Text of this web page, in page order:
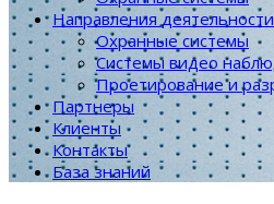
Направления деятельности
Охранные системы
Системы видео
Проетирование и
Партнеры
Клиенты
Контакты
База знаний